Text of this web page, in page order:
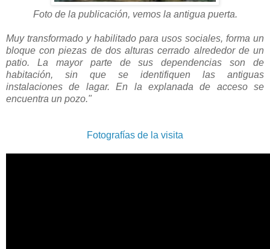
Foto de la publicación, vemos la antigua puerta.
Muy transformado y habilitado para usos sociales, forma un
bloque con piezas de dos alturas cerrado alrededor de un
patio. La mayor parte de sus dependencias son de
habitación, sin que se identifiquen las antiguas
instalaciones de lagar. En la explanada de acceso se
encuentra un pozo."
Fotografías de la visita